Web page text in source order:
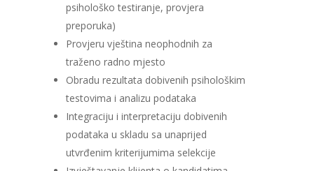
psihološko testiranje, provjera
preporuka)
Provjeru vještina neophodnih za
traženo radno mjesto
Obradu rezultata dobivenih psihološkim
testovima i analizu podataka
Integraciju i interpretaciju dobivenih
podataka u skladu sa unaprijed
utvrđenim kriterijumima selekcije